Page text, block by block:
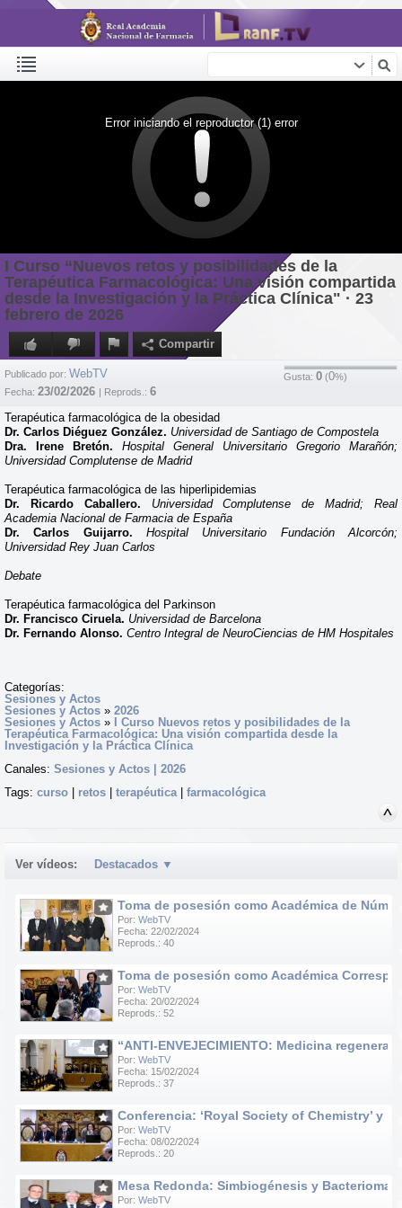
Error iniciando el reproductor (1) error
I Curso “Nuevos retos y posibilidades de la
Terapéutica Farmacológica: Una visión compartida
desde la Investigación y la Práctica Clínica" · 23
febrero de 2026
Compartir
Gusta: 0 (0%)
Publicado por: WebTV
Fecha: 23/02/2026 | Reprods.: 6
Terapéutica farmacológica de la obesidad
Dr. Carlos Diéguez González. Universidad de Santiago de Compostela
Dra. Irene Bretón.
Hospital General Universitario Gregorio Marañón;
Universidad Complutense de Madrid
Terapéutica farmacológica de las hiperlipidemias
Dr. Ricardo Caballero.
Universidad Complutense de Madrid; Real
Academia Nacional de Farmacia de España
Dr. Carlos Guijarro.
Hospital Universitario Fundación Alcorcón;
Universidad Rey Juan Carlos
Debate
Terapéutica farmacológica del Parkinson
Dr. Francisco Ciruela. Universidad de Barcelona
Dr. Fernando Alonso. Centro Integral de NeuroCiencias de HM Hospitales
Categorías:
Sesiones y Actos
Sesiones y Actos » 2026
Sesiones y Actos »
I Curso Nuevos retos y posibilidades de la
Terapéutica Farmacológica: Una visión compartida desde la
Investigación y la Práctica Clínica
Canales: Sesiones y Actos | 2026
Tags: curso retos terapéutica farmacológica
Ver vídeos: Destacados ▼
Toma de posesión como Académica de
Por: WebTV
Fecha: 22/02/2024
Reprods.: 40
Toma de posesión como Académica
Por: WebTV
Fecha: 20/02/2024
Reprods.: 52
“ANTI-ENVEJECIMIENTO: Medicina
Por: WebTV
Fecha: 15/02/2024
Reprods.: 37
Conferencia: ‘Royal Society of Chemistry’ y
Por: WebTV
Fecha: 08/02/2024
Reprods.: 20
Mesa Redonda: Simbiogénesis y Bacteriomas
Por: WebTV